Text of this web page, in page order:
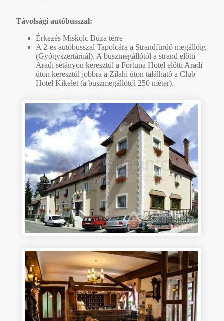
Távolsági autóbusszal:
Érkezés Miskolc Búza térre
A 2-es autóbusszal Tapolcára a Strandfürdő megállóig
(Gyógyszertárnál). A buszmegállótól a strand előtti
Aradi sétányon keresztül a Fortuna Hotel előtti Aradi
úton keresztül jobbra a Zilahi úton található a Club
Hotel Kikelet (a buszmegállótól 250 méter).